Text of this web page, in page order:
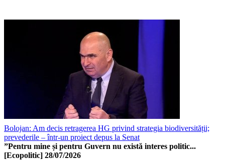
Bolojan: Am decis retragerea HG privind strategia biodiversității;
prevederile – într-un proiect depus la Senat
”Pentru mine și pentru Guvern nu există interes politic...
[Ecopolitic] 28/07/2026